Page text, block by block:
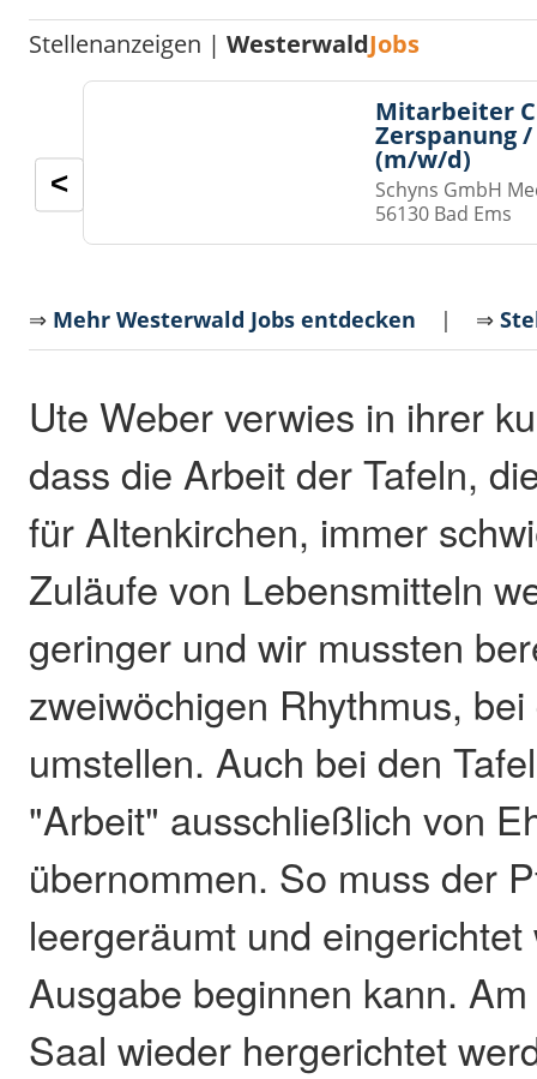
Stellenanzeigen |WesterwaldJobs
Mitarbeiter
Zerspanung
(m/w/d)
Schyns GmbH
56130 Bad Ems
<
⇒ Mehr Westerwald Jobs entdecken | ⇒
Ute Weber verwies in ihrer
dass die Arbeit der Tafeln,
für Altenkirchen, immer
Zuläufe von Lebensmitteln
geringer und wir mussten
zweiwöchigen Rhythmus,
umstellen. Auch bei den
"Arbeit" ausschließlich von
übernommen. So muss der
leergeräumt und
Ausgabe beginnen kann.
Saal wieder hergerichtet